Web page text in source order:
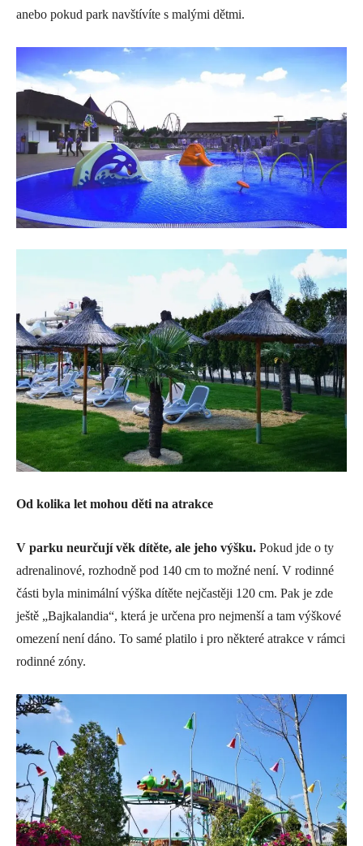
anebo pokud park navštívíte s malými dětmi.
Od kolika let mohou děti na atrakce
V parku neurčují věk dítěte, ale jeho výšku. Pokud jde o ty
adrenalinové, rozhodně pod 140 cm to možné není. V rodinné
části byla minimální výška dítěte nejčastěji 120 cm. Pak je zde
ještě „Bajkalandia“, která je určena pro nejmenší a tam výškové
omezení není dáno. To samé platilo i pro některé atrakce v rámci
rodinné zóny.